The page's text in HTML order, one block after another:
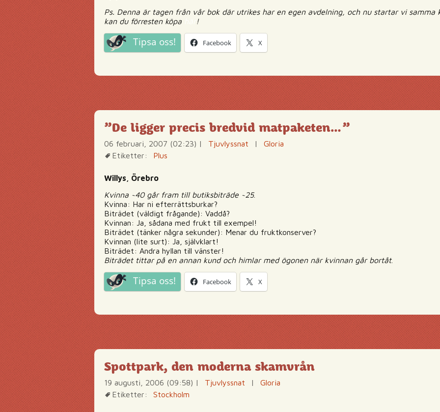
Ps. Denna är tagen från vår bok där utrikes har en egen avdelning, och nu startar vi samma
kan du förresten köpa
!
Tipsa oss! Facebook X
”De ligger precis bredvid matpaketen…”
06 februari, 2007 (02:23) | Tjuvlyssnat |
Gloria
Etiketter:
Plus
Willys, Örebro
Kvinna ~40 går fram till butiksbiträde ~25.
Kvinna: Har ni efterrättsburkar?
Biträdet (väldigt frågande): Vaddå?
Kvinnan: Ja, sådana med frukt till exempel!
Biträdet (tänker några sekunder): Menar du fruktkonserver?
Kvinnan (lite surt): Ja, självklart!
Biträdet: Andra hyllan till vänster!
Biträdet tittar på en annan kund och himlar med ögonen när kvinnan går bortåt.
Tipsa oss! Facebook X
Spottpark, den moderna skamvrån
19 augusti, 2006 (09:58) | Tjuvlyssnat |
Gloria
Etiketter:
Stockholm